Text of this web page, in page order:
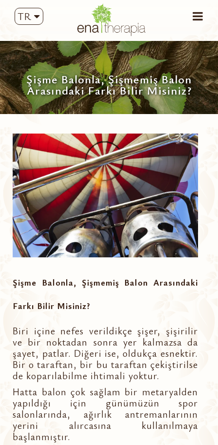
TR
Şişme Balonla, Şişmemiş Balon
Arasındaki Farkı Bilir Misiniz?
Şişme Balonla, Şişmemiş Balon Arasındaki
Farkı Bilir Misiniz?
Biri içine nefes verildikçe şişer, şişirilir
ve bir noktadan sonra yer kalmazsa da
şayet, patlar. Diğeri ise, oldukça esnektir.
Bir o taraftan, bir bu taraftan çekiştirilse
de koparılabilme ihtimali yoktur.
Hatta balon çok sağlam bir metaryalden
yapıldığı için günümüzün spor
salonlarında, ağırlık antremanlarının
yerini alırcasına kullanılmaya
başlanmıştır.